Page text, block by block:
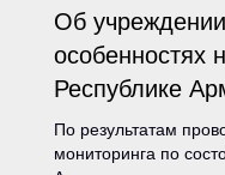
Об
особенностях
Республике
По результатам
мониторинга по